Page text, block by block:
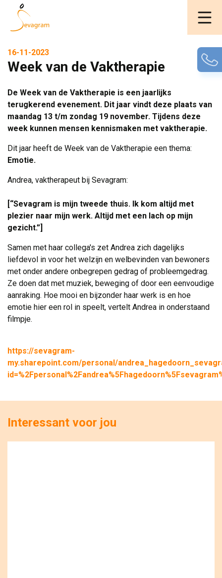
16-11-2023
Week van de Vaktherapie
De Week van de Vaktherapie is een jaarlijks
terugkerend evenement. Dit jaar vindt deze plaats van
maandag 13 t/m zondag 19 november. Tijdens deze
week kunnen mensen kennismaken met vaktherapie.
Dit jaar heeft de Week van de Vaktherapie een thema:
Emotie.
Andrea, vaktherapeut bij Sevagram:
[“Sevagram is mijn tweede thuis. Ik kom altijd met
plezier naar mijn werk. Altijd met een lach op mijn
gezicht.”]
Samen met haar collega's zet Andrea zich dagelijks
liefdevol in voor het welzijn en welbevinden van bewoners
met onder andere onbegrepen gedrag of probleemgedrag.
Ze doen dat met muziek, beweging of door een eenvoudige
aanraking. Hoe mooi en bijzonder haar werk is en hoe
emotie hier een rol in speelt, vertelt Andrea in onderstaand
filmpje.
https://sevagram-
my.sharepoint.com/personal/
Interessant voor jou